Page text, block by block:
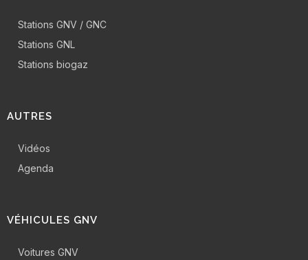
Stations GNV / GNC
Stations GNL
Stations biogaz
AUTRES
Vidéos
Agenda
VÉHICULES GNV
Voitures GNV